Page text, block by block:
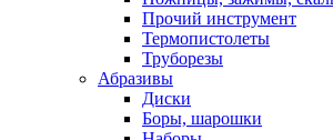
Прочий инструмент
Термопистолеты
Труборезы
Абразивы
Диски
Боры, шарошки